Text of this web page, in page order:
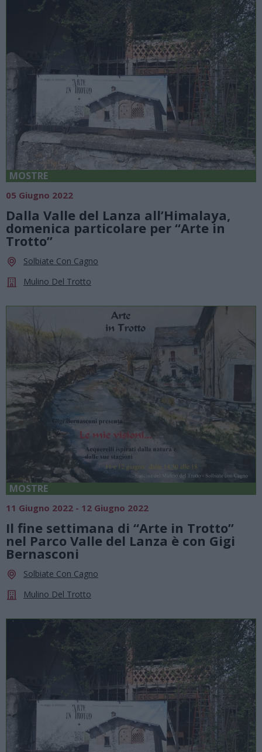
MOSTRE
05 Giugno 2022
Dalla Valle del Lanza all’Himalaya,
domenica particolare per “Arte in
Trotto”
Solbiate Con Cagno
Mulino Del Trotto
MOSTRE
11 Giugno 2022 - 12 Giugno 2022
Il fine settimana di “Arte in Trotto”
nel Parco Valle del Lanza è con Gigi
Bernasconi
Solbiate Con Cagno
Mulino Del Trotto